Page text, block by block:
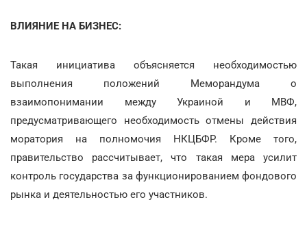
ВЛИЯНИЕ НА БИЗНЕС:
Такая инициатива объясняется необходимостью
выполнения положений Меморандума о
взаимопонимании между Украиной и МВФ,
предусматривающего необходимость отмены действия
моратория на полномочия НКЦБФР. Кроме того,
правительство рассчитывает, что такая мера усилит
контроль государства за функционированием фондового
рынка и деятельностью его участников.